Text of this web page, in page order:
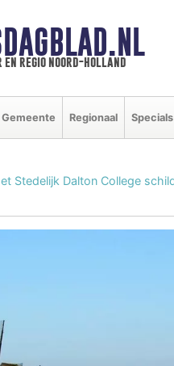
regio noord-holland
Gemeente Regionaal Specials
Stedelijk Dalton College